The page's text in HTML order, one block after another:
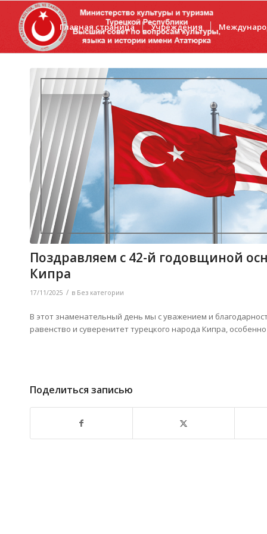
Главная страница Учреждения
Поздравляем с 42-й годовщиной
Кипра
17/11/2025 / в Без категории
В этот знаменательный день мы с уважением и
равенство и суверенитет турецкого народа Кипра,
Поделиться записью